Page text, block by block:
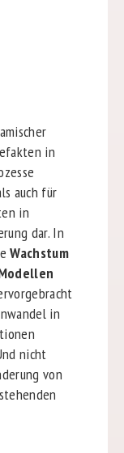
in
auch für
in
dar. In
Wachstum
in
nicht
von